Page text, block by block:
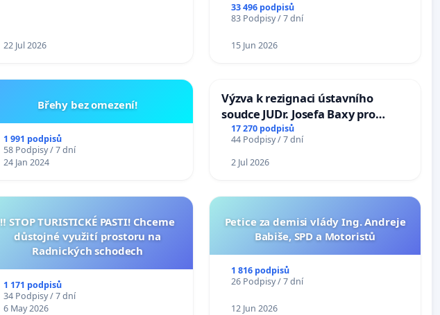
22 Jul 2026
33 496 podpisů
83 Podpisy / 7 dní
15 Jun 2026
Břehy bez omezení!
1 991 podpisů
58 Podpisy / 7 dní
24 Jan 2024
Výzva k rezignaci ústavního
soudce JUDr. Josefa Baxy pro
ohrožení důvěry ve spravedlivý
proces
17 270 podpisů
44 Podpisy / 7 dní
2 Jul 2026
‼️ STOP TURISTICKÉ PASTI! Chceme
důstojné využití prostoru na
Radnických schodech
1 171 podpisů
34 Podpisy / 7 dní
6 May 2026
Petice za demisi vlády Ing. Andreje
Babiše, SPD a Motoristů
1 816 podpisů
26 Podpisy / 7 dní
12 Jun 2026